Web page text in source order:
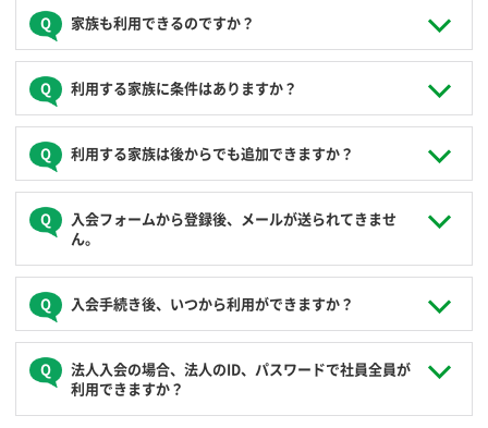
をされる場合は、「従来の免許証」、または「マイナ免許証
と従来の免許証の2枚持ち」で発行・更新手続きをしていただ
きますようお願いします。
国際免許証、海外発行の運転免許証のお取り扱いは行ってお
りません。
家族も利用できるのですか？
運転するご家族を運転者として登録いただければご利用にな
れます。ご家族の利用料金は、申込人様（主会員）のクレジ
ットカードでのお支払いとなります。
利用する家族に条件はありますか？
同居のご家族もしくは生計を一にする別居未婚のお子様に限
ります。
利用する家族は後からでも追加できますか？
ログイン後の会員ページでいつでも追加の登録ができます。
ご予約、ご利用は、運転者ごとのID、パスワードで行ってい
ただきます。ログインIDの使い回しはできませんので、運転
される方全員をご登録ください。
入会フォームから登録後、メールが送られてきませ
ん。
メール拒否設定がされていないか確認いただき、
info@joyca.car-share.jpのメールが受信できるよう設定をお
願いします。
入会手続き後、いつから利用ができますか？
JoyCaでは電子キーとしてのICカードは運転免許証が使用で
きます。ICカードの発行、郵送の手間がないので、入会手続
き完了後すぐにご利用になれます。
入会手続きは、15時までのお申込みにつきましては、当日中
法人入会の場合、法人のID、パスワードで社員全員が
利用できますか？